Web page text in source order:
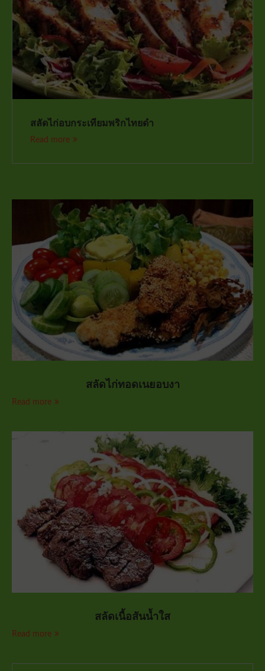
สลัดไก่อบกระเทียมพริกไทยดำ
Read more
สลัดไก่ทอดเนยอบงา
Read more
สลัดเนื้อสันน้ำใส
Read more